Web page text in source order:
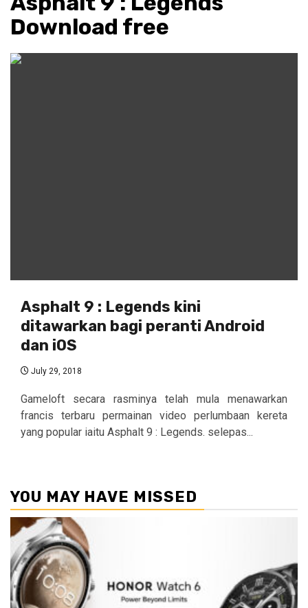
Download free
Asphalt 9 : Legends kini
ditawarkan bagi peranti Android
dan iOS
July 29, 2018
Gameloft secara rasminya telah mula menawarkan
francis terbaru permainan video perlumbaan kereta
yang popular iaitu Asphalt 9 : Legends. selepas...
YOU MAY HAVE MISSED